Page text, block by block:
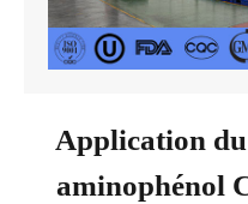
Application
aminophénol